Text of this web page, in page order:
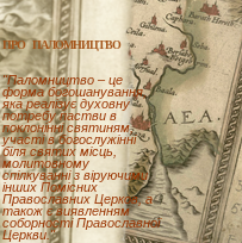
ПРО ПАЛОМНИЦТВО
"Паломництво – це
форма богошанування,
яка реалізує духовну
потребу пастви в
поклонінні святиням,
участі в богослужінні
біля святих місць,
молитовному
спілкуванні з віруючими
інших Помісних
Православних Церков, а
також є виявленням
соборності Православної
Церкви."